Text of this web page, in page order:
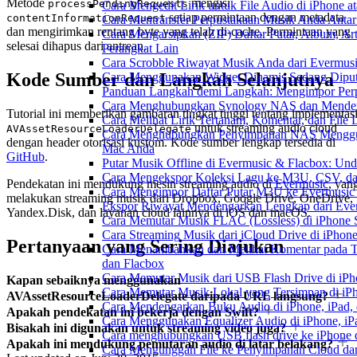
Cara Mengedit Lirik untuk File Audio di iPhone
Cara Mentransfer Perpustakaan Musik Anda
Cara Mengarsipkan (ZIP) Daftar Putar, Album,
Perangkat Lain
Cara Scrobble Riwayat Musik Anda dari
Cara Menggunakan Widget Dinamis Sedang
Panduan Langkah demi Langkah: Mengimpor
Cara Menghubungkan Synology NAS dan
Cara Melihat Lirik Tertanam, Komentar, dan
Cara Menghubungkan Penyimpanan NAS
Mac Anda
Putar Musik Offline di Evermusic & Flacbox:
Cara Mengekspor Koleksi Lagu ke M3U, CSV,
Cara Mengimpor Daftar Putar M3U ke
Ekspor Riwayat Mendengarkan Lengkap dari
Cara Memutar Musik FLAC (Lossless) di iPhone
Cara Streaming Musik dari iCloud Drive di
Cara Menambahkan dan Melihat Komentar pada
dan Flacbox
Cara Memutar Musik dari USB Flash Drive di
Cara Memutar Musik Lokal yang Tersimpan di
Cara Mendengarkan Buku Audio di iPhone,
Cara Menggunakan Equalizer Audio di iPhone,
Cara menghubungkan USB flash drive ke
Cara Mengunggah File ke Penyimpanan Cloud
Metode processPendingRequestsmengisi
contentInformationRequestsetiap permintaan dengan metadata
dan mengirimkan rentang byte yang telah di-cache. Permintaan yang
selesai dihapus dari antrean.
Kode Sumber dan Langkah Selanjutnya
Tutorial ini memberikan gambaran tingkat tinggi tentang implementasi
AVAssetResourceLoaderDelegateuntuk streaming audio cloud
dengan header otorisasi kustom. Kode sumber lengkap tersedia di
GitHub.
Pendekatan ini mendukung mesin streaming audio diEvermusic,
melakukan streaming musik dari Dropbox, Google Drive, OneDrive,
Yandex.Disk, dan layanan cloud lainnya di iOS dan macOS.
Pertanyaan yang Sering Diajukan
Kapan sebaiknya menggunakan
AVAssetResourceLoaderDelegate daripada URL langsung?
Apakah pendekatan ini bekerja dengan Swift?
Bisakah ini digunakan untuk streaming video juga?
Apakah ini mendukung pemutaran audio di latar belakang?